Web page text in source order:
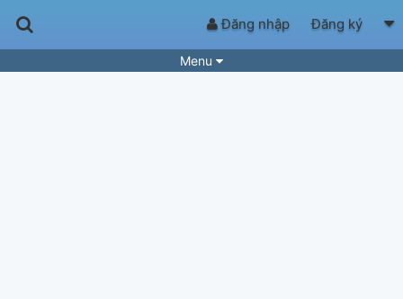
Đăng nhập Đăng ký
Menu